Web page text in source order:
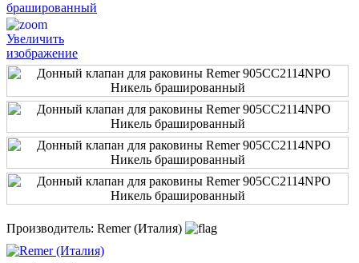
Увеличить
изображение
Производитель: Remer (Италия)